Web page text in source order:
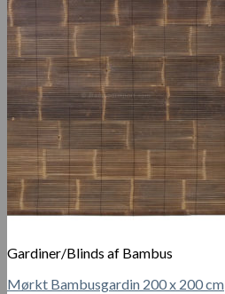
Gardiner/Blinds af Bambus
Mørkt Bambusgardin 200 x 200 cm